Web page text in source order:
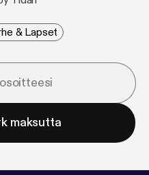
& Lapset
maksutta